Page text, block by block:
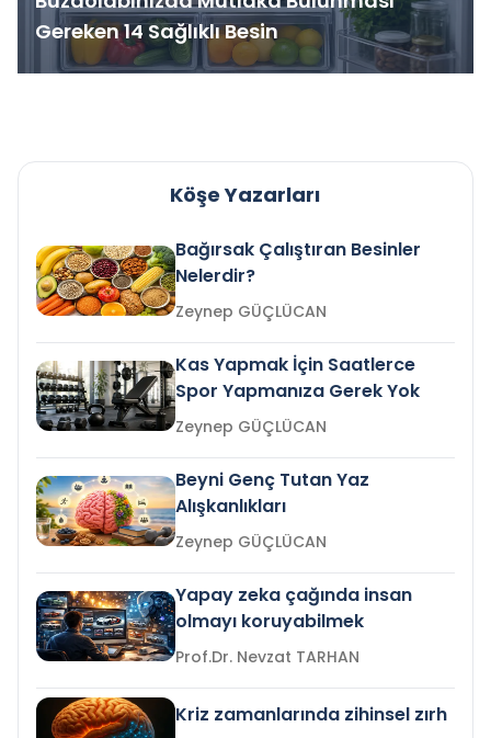
Gereken 14 Sağlıklı Besin
Köşe Yazarları
Bağırsak Çalıştıran Besinler
Nelerdir?
Zeynep GÜÇLÜCAN
Kas Yapmak İçin Saatlerce
Spor Yapmanıza Gerek Yok
Zeynep GÜÇLÜCAN
Beyni Genç Tutan Yaz
Alışkanlıkları
Zeynep GÜÇLÜCAN
Yapay zeka çağında insan
olmayı koruyabilmek
Prof.Dr. Nevzat TARHAN
Kriz zamanlarında zihinsel zırh